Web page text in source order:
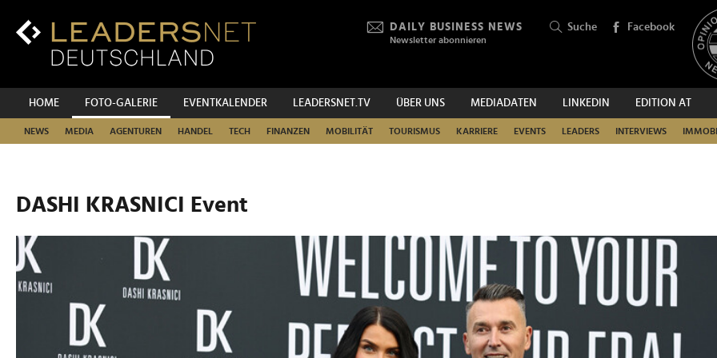
Inhalt
Hauptnavigation
DAILY BUSINESS NEWS
Newsletter abonnieren
Suche Facebook
HOME FOTO-GALERIE EVENTKALENDER LEADERSNET.TV ÜBER UNS MEDIADATEN LINKEDIN EDITION AT
NEWS MEDIA AGENTUREN HANDEL TECH FINANZEN MOBILITÄT TOURISMUS KARRIERE EVENTS LEADERS INTERVIEWS
SUCHEN
DASHI KRASNICI Event